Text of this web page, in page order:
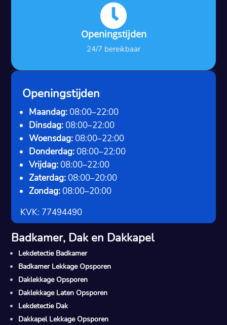

Openingstijden
24/7 bereikbaar
Openingstijden
Maandag: 08:00–22:00
Dinsdag: 08:00–22:00
Woensdag: 08:00–22:00
Donderdag: 08:00–22:00
Vrijdag: 08:00–22:00
Zaterdag: 08:00–20:00
Zondag: 08:00–20:00
KVK: 77494490
Badkamer, Dak en Dakkapel
Lekdetectie Badkamer
Badkamer Lekkage Opsporen
Daklekkage Opsporen
Daklekkage Laten Opsporen
Lekdetectie Dak
Dakkapel Lekkage Opsporen